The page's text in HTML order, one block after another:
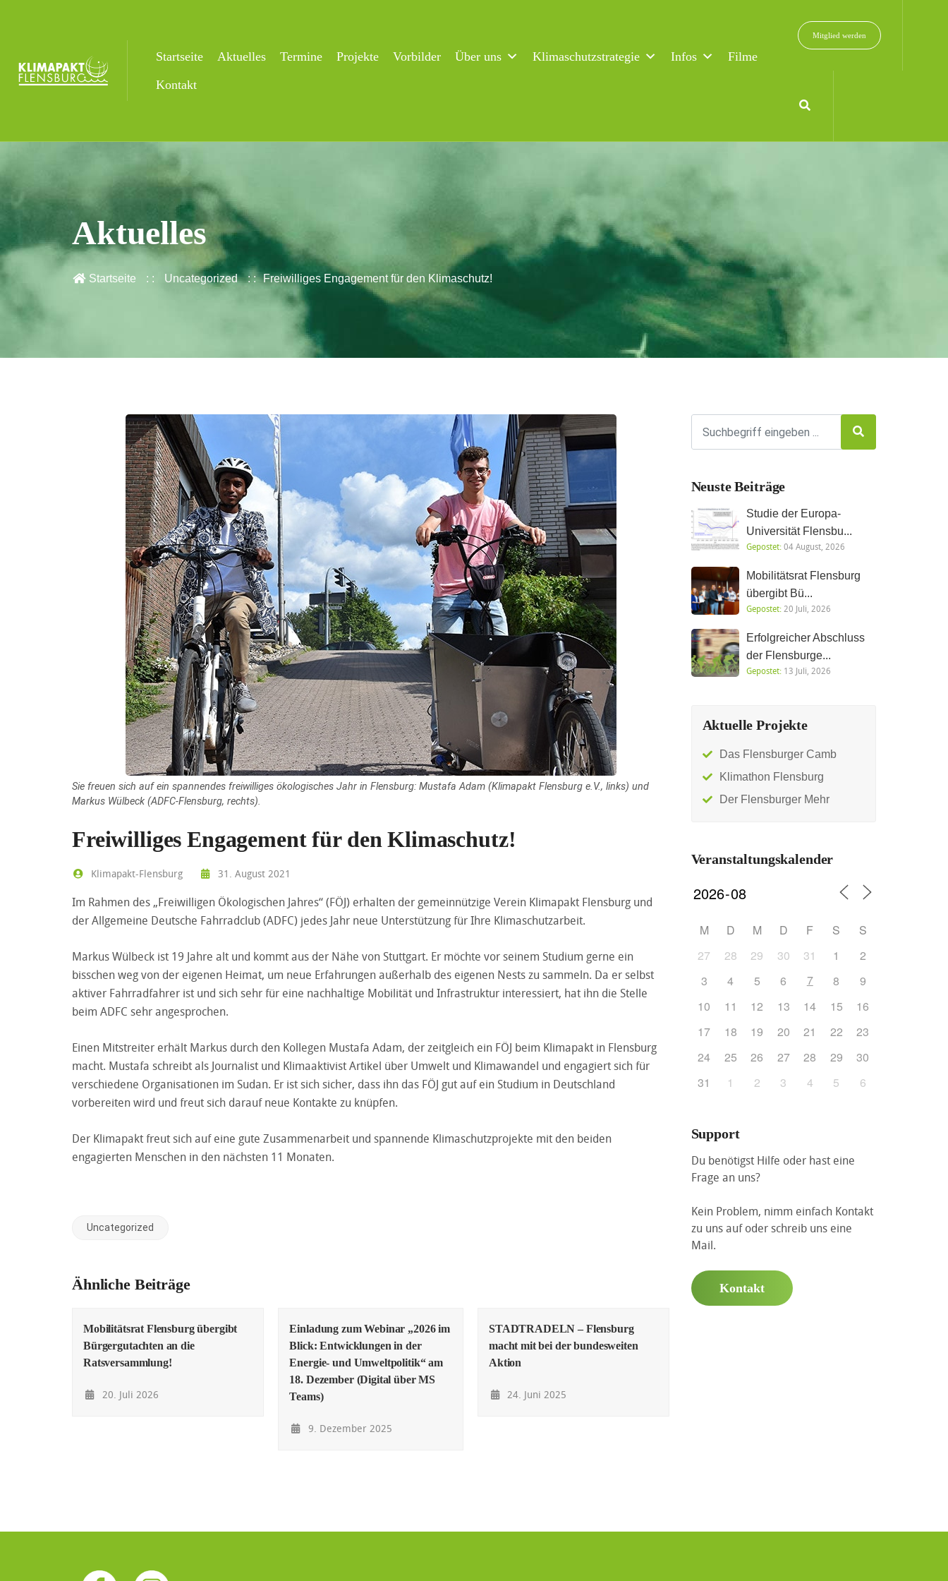
Startseite Aktuelles Termine Projekte Vorbilder Über uns Klimaschutzstrategie Infos
Filme
Kontakt
Mitglied werden
Aktuelles
Startseite Uncategorized Freiwilliges Engagement für den Klimaschutz!
Sie freuen sich auf ein spannendes freiwilliges ökologisches Jahr in Flensburg: Mustafa Adam (Klimapakt Flensburg e.V., links) und
Markus Wülbeck (ADFC-Flensburg, rechts).
Freiwilliges Engagement für den Klimaschutz!
Klimapakt-Flensburg 31. August 2021
Im Rahmen des „Freiwilligen Ökologischen Jahres“ (FÖJ) erhalten der gemeinnützige Verein Klimapakt Flensburg und
der Allgemeine Deutsche Fahrradclub (ADFC) jedes Jahr neue Unterstützung für Ihre Klimaschutzarbeit.
Markus Wülbeck ist 19 Jahre alt und kommt aus der Nähe von Stuttgart. Er möchte vor seinem Studium gerne ein
bisschen weg von der eigenen Heimat, um neue Erfahrungen außerhalb des eigenen Nests zu sammeln. Da er selbst
aktiver Fahrradfahrer ist und sich sehr für eine nachhaltige Mobilität und Infrastruktur interessiert, hat ihn die Stelle
beim ADFC sehr angesprochen.
Einen Mitstreiter erhält Markus durch den Kollegen Mustafa Adam, der zeitgleich ein FÖJ beim Klimapakt in Flensburg
macht. Mustafa schreibt als Journalist und Klimaaktivist Artikel über Umwelt und Klimawandel und engagiert sich für
verschiedene Organisationen im Sudan. Er ist sich sicher, dass ihn das FÖJ gut auf ein Studium in Deutschland
vorbereiten wird und freut sich darauf neue Kontakte zu knüpfen.
Der Klimapakt freut sich auf eine gute Zusammenarbeit und spannende Klimaschutzprojekte mit den beiden
engagierten Menschen in den nächsten 11 Monaten.
Uncategorized
Ähnliche Beiträge
Mobilitätsrat Flensburg übergibt
Bürgergutachten an die
Ratsversammlung!
20. Juli 2026
Einladung zum Webinar „2026 im
Blick: Entwicklungen in der
Energie- und Umweltpolitik“ am
18. Dezember (Digital über MS
Teams)
9. Dezember 2025
STADTRADELN – Flensburg
macht mit bei der bundesweiten
Aktion
24. Juni 2025
Neuste Beiträge
Studie der Europa-
Universität Flensbu...
Gepostet:04 August, 2026
Mobilitätsrat Flensburg
übergibt Bü...
Gepostet:20 Juli, 2026
Erfolgreicher Abschluss
der Flensburge...
Gepostet:13 Juli, 2026
Aktuelle Projekte
Das Flensburger Camb
Klimathon Flensburg
Der Flensburger Mehr
Veranstaltungskalender
M D M D F S
S
27
28 29 30 31 1
2
3
4 5 6 7 8
9
10
11 12 13 14 15
16
17
18 19 20 21 22
23
24
25 26 27 28 29
30
31
1 2 3 4 5 6
Support
Du benötigst Hilfe oder hast eine
Frage an uns?
Kein Problem, nimm einfach Kontakt
zu uns auf oder schreib uns eine
Mail.
Kontakt